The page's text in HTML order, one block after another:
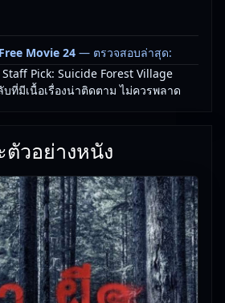
Movie 24 — ตรวจสอบล่าสุด:
รา
Pick: Suicide Forest Village
ที่มีเนื้อเรื่องน่าติดตาม ไม่ควรพลาด
ตัวอย่างหนัง